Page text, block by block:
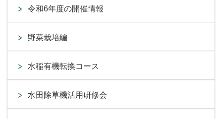
令和6年度の開催情報
野菜栽培編
水稲有機転換コース
水田除草機活用研修会